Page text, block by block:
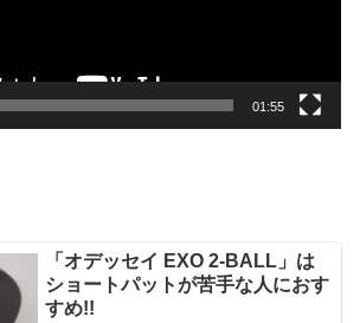
01:55
「オデッセイ EXO 2-BALL」は
ショートパットが苦手な人におす
すめ!!